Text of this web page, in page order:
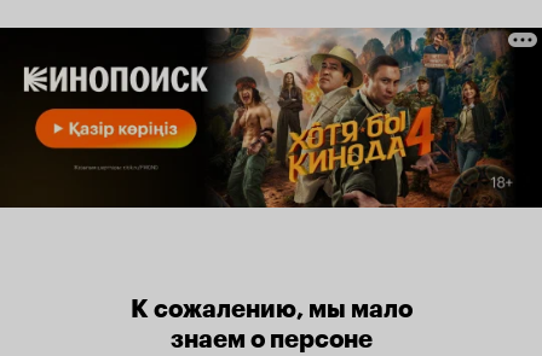
К сожалению, мы мало
знаем о персоне